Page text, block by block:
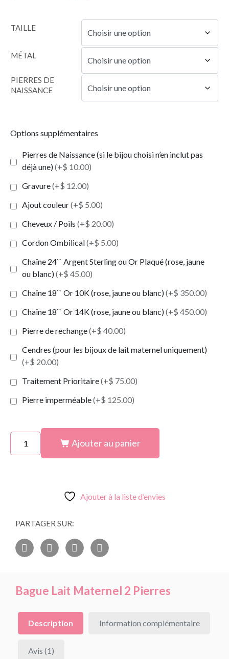
TAILLE
MÉTAL
PIERRES DE
NAISSANCE
Options supplémentaires
Pierres de Naissance (si le bijou choisi n’en inclut pas
déjà une)(+$ 10.00)
Gravure(+$ 12.00)
Ajout couleur(+$ 5.00)
Cheveux / Poils (+$ 20.00)
Cordon Ombilical(+$ 5.00)
Chaîne 24`` Argent Sterling ou Or Plaqué (rose, jaune
ou blanc)(+$ 45.00)
Chaîne 18`` Or 10K (rose, jaune ou blanc)(+$ 350.00)
Chaîne 18`` Or 14K (rose, jaune ou blanc)(+$ 450.00)
Pierre de rechange(+$ 40.00)
Cendres (pour les bijoux de lait maternel uniquement)
(+$ 20.00)
Traitement Prioritaire(+$ 75.00)
Pierre imperméable(+$ 125.00)
Ajouter au panier
Ajouter à la liste d’envies
PARTAGER SUR:
Bague Lait Maternel 2 Pierres
Description Information complémentaire
Avis (1)